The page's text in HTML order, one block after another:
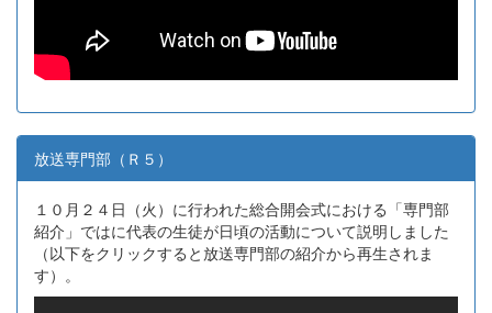
放送専門部（Ｒ５）
１０月２４日（火）に行われた総合開会式における「専門部
紹介」ではに代表の生徒が日頃の活動について説明しました
（以下をクリックすると放送専門部の紹介から再生されま
す）。